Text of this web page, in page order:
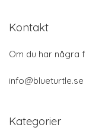
Kontakt
Om du har några
info@blueturtle.se
Kategorier